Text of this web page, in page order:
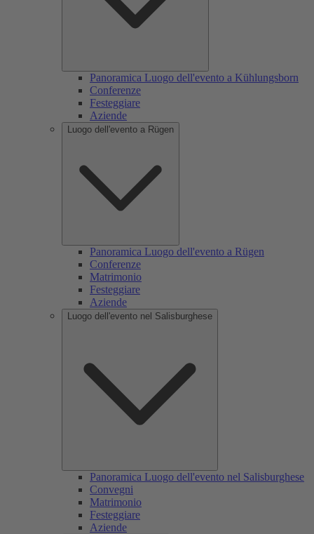
Panoramica Luogo dell'evento a Kühlungsborn
Conferenze
Festeggiare
Aziende
Luogo dell'evento a Rügen
Panoramica Luogo dell'evento a Rügen
Conferenze
Matrimonio
Festeggiare
Aziende
Luogo dell'evento nel Salisburghese
Panoramica Luogo dell'evento nel Salisburghese
Convegni
Matrimonio
Festeggiare
Aziende